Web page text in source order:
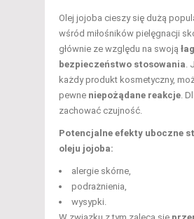
Olej jojoba cieszy się dużą
wśród miłośników pielęgnacji
głównie ze względu na swoją
bezpieczeństwo stosowania
każdy produkt kosmetyczny,
pewne niepożądane reakcje .
zachować czujność.
Potencjalne efekty uboczne
oleju jojoba:
alergie skórne,
podrażnienia,
wysypki.